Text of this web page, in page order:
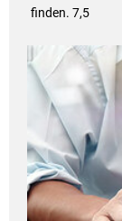
finden. 7,5